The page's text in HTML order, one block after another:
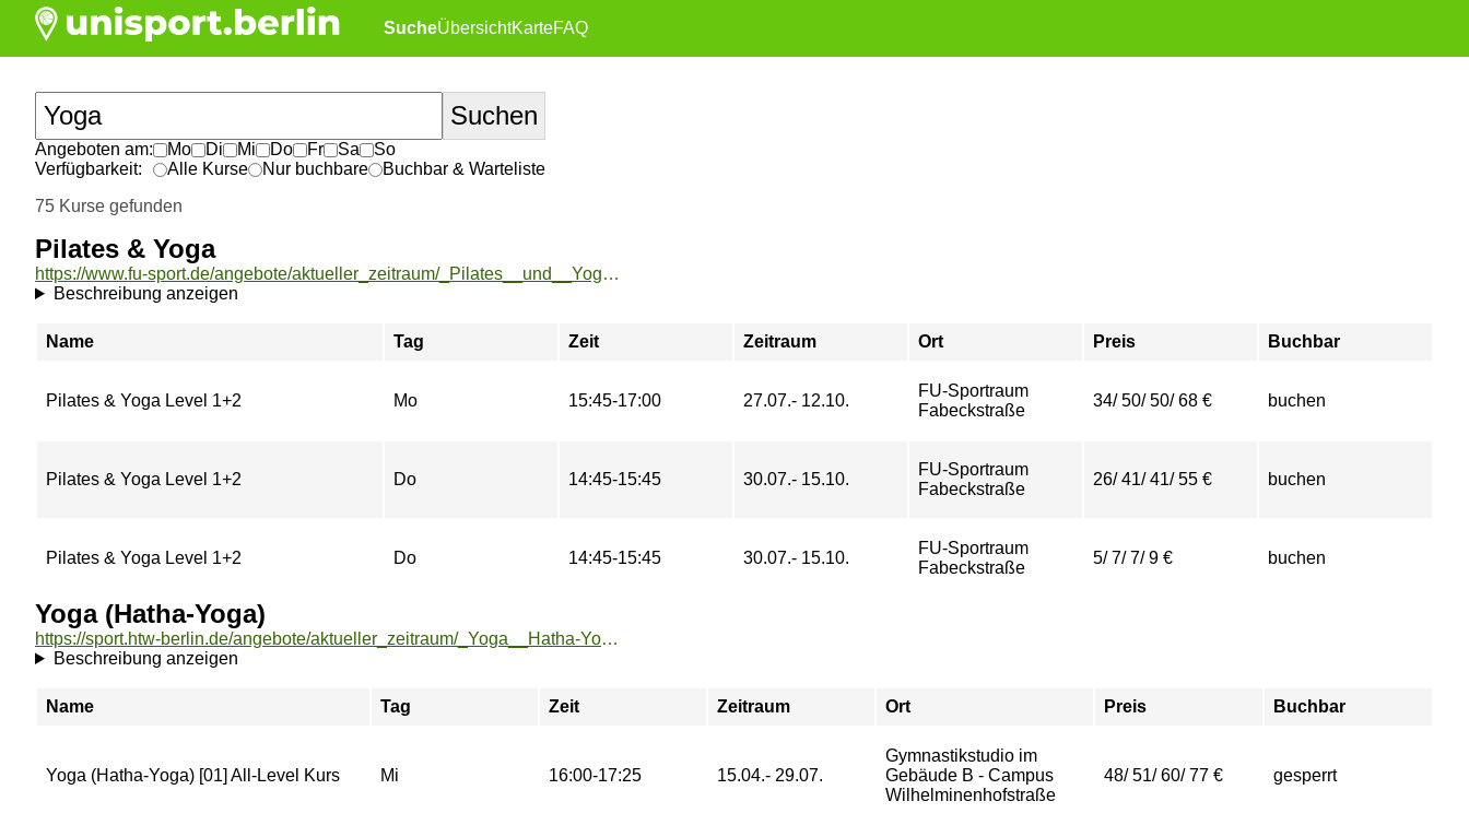
SucheÜbersichtKarteFAQ
Angeboten am: Mo Di Mi Do Fr Sa
So
Verfügbarkeit:
Alle Kurse Nur buchbare
Buchbar & Warteliste
75 Kurse gefunden
Pilates & Yoga
https://www.fu-sport.de/angebote/aktueller_zeitraum/_Pilates__und__Yoga.html
Beschreibung anzeigen
Name Tag Zeit Zeitraum Ort Preis Buchbar
Pilates & Yoga Level 1+2 Mo 15:45-17:00 27.07.- 12.10.
FU-Sportraum
Fabeckstraße
34/ 50/ 50/ 68 € buchen
Pilates & Yoga Level 1+2 Do 14:45-15:45 30.07.- 15.10.
FU-Sportraum
Fabeckstraße
26/ 41/ 41/ 55 € buchen
Pilates & Yoga Level 1+2 Do 14:45-15:45 30.07.- 15.10.
FU-Sportraum
Fabeckstraße
5/ 7/ 7/ 9 € buchen
Yoga (Hatha-Yoga)
https://sport.htw-berlin.de/angebote/aktueller_zeitraum/_Yoga__Hatha-Yoga_.html
Beschreibung anzeigen
Name Tag Zeit Zeitraum Ort Preis Buchbar
Yoga (Hatha-Yoga) [01] All-Level Kurs Mi 16:00-17:25 15.04.- 29.07.
Gymnastikstudio im
Gebäude B - Campus
Wilhelminenhofstraße
48/ 51/ 60/ 77 € gesperrt